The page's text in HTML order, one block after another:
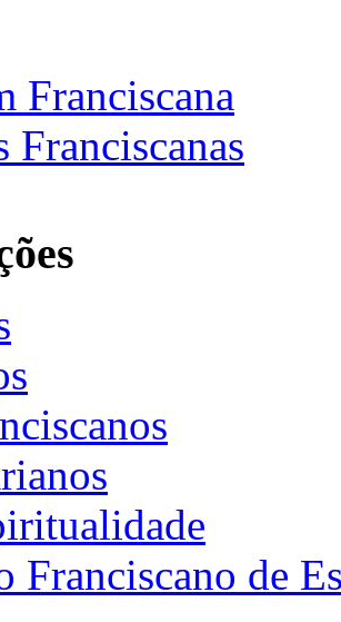
Franciscana
Franciscanas
Franciscano de